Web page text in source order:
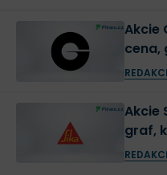
Akcie
cena,
Akcie Sika
graf,